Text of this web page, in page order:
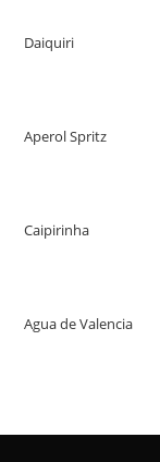
Daiquiri
Aperol Spritz
Caipirinha
Agua de Valencia